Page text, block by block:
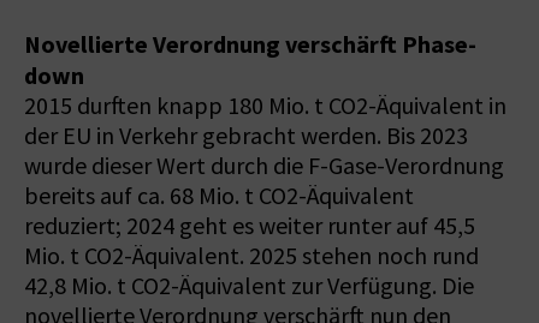
Novellierte Verordnung verschärft Phase-
down
2015 durften knapp 180 Mio. t CO2-Äquivalent in
der EU in Verkehr gebracht werden. Bis 2023
wurde dieser Wert durch die F-Gase-Verordnung
bereits auf ca. 68 Mio. t CO2-Äquivalent
reduziert; 2024 geht es weiter runter auf 45,5
Mio. t CO2-Äquivalent. 2025 stehen noch rund
42,8 Mio. t CO2-Äquivalent zur Verfügung. Die
novellierte Verordnung verschärft nun den